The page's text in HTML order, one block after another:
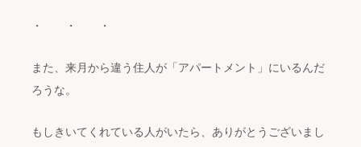
・ ・ ・
また、来月から違う住人が「アパートメント」にいるんだ
ろうな。
もしきいてくれている人がいたら、ありがとうございまし